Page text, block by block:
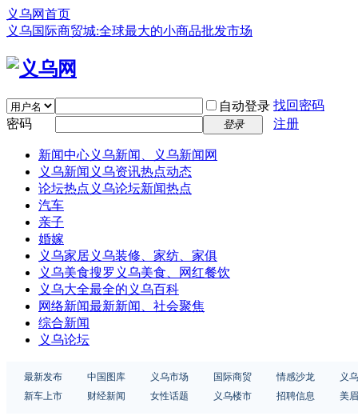
义乌网首页
义乌国际商贸城:全球最大的小商品批发市场
自动登录 找回密码
密码
登录 注册
新闻中心义乌新闻、义乌新闻网
义乌新闻 义乌资讯热点动态
论坛热点 义乌论坛新闻热点
汽车
亲子
婚嫁
义乌家居义乌装修、家纺、家俱
义乌美食搜罗义乌美食、网红餐饮
义乌大全最全的义乌百科
网络新闻最新新闻、社会聚焦
综合新闻
义乌论坛
最新发布 中国图库 义乌市场 国际商贸 情感沙龙
义
新车上市
财经新闻 女性话题 义乌楼市 招聘信息 美